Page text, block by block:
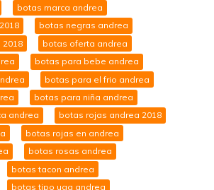
botas marca andrea
botas negras andrea
botas oferta andrea
botas para bebe andrea
botas para el frio andrea
botas para niña andrea
andrea
botas rojas andrea 2018
botas rojas en andrea
botas rosas andrea
botas tacon andrea
botas tipo ugg andrea